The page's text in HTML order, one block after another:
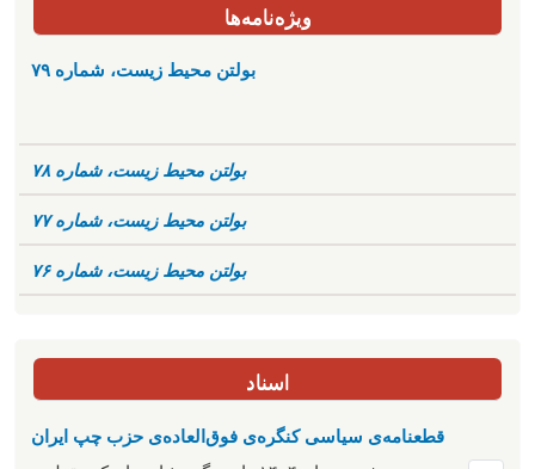
ویژه‌نامه‌ها
بولتن محیط زیست، شماره ۷۹
بولتن محیط زیست، شماره ۷۸
بولتن محیط زیست، شماره ۷۷
بولتن محیط زیست، شماره ۷۶
اسناد
قطعنامه‌ی سیاسی کنگره‌ی فوق‌العاده‌ی حزب چپ ایران